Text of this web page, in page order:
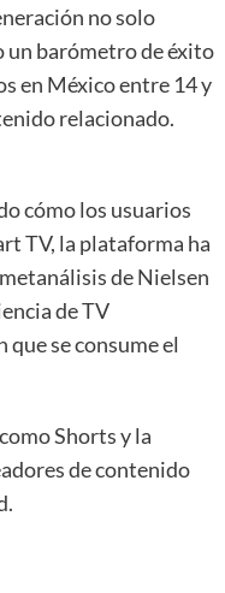
no solo
un barómetro de éxito
en México entre 14 y
relacionado.
cómo los usuarios
TV, la plataforma ha
de Nielsen
de TV
se consume el
Shorts y la
de contenido